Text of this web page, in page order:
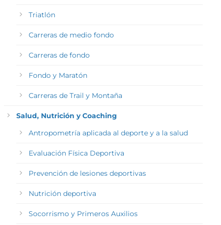
Triatlón
Carreras de medio fondo
Carreras de fondo
Fondo y Maratón
Carreras de Trail y Montaña
Salud, Nutrición y Coaching
Antropometría aplicada al deporte y a la salud
Evaluación Física Deportiva
Prevención de lesiones deportivas
Nutrición deportiva
Socorrismo y Primeros Auxilios